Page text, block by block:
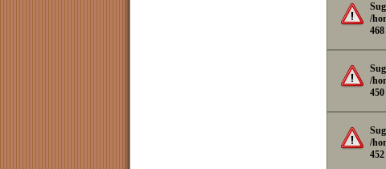
/
468
/
450
/
452